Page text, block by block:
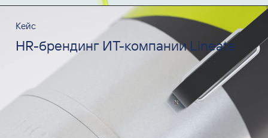
Кейс
HR-брендинг ИТ-компании Lineate